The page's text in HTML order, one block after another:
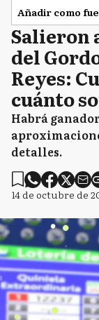
Añadir como
Salieron
del
Reyes:
cuánto
Habrá
detalles.
14 de octubre de